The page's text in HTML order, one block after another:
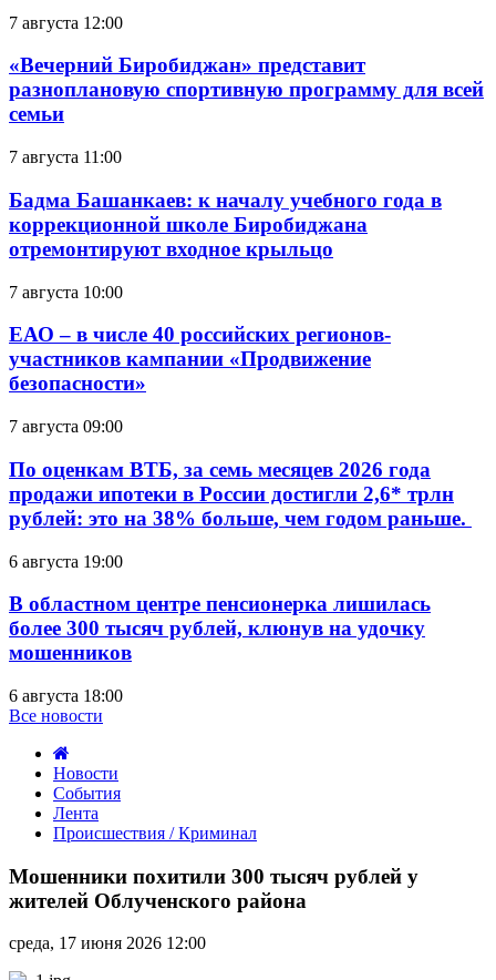
7 августа 12:00
«Вечерний Биробиджан» представит
разноплановую спортивную программу для всей
семьи
7 августа 11:00
Бадма Башанкаев: к началу учебного года в
коррекционной школе Биробиджана
отремонтируют входное крыльцо
7 августа 10:00
ЕАО – в числе 40 российских регионов-
участников кампании «Продвижение
безопасности»
7 августа 09:00
По оценкам ВТБ, за семь месяцев 2026 года
продажи ипотеки в России достигли 2,6* трлн
рублей: это на 38% больше, чем годом раньше.
6 августа 19:00
В областном центре пенсионерка лишилась
более 300 тысяч рублей, клюнув на удочку
мошенников
6 августа 18:00
Все новости
Новости
События
Лента
Происшествия / Криминал
похитили
тысяч
у
Мошенники похитили 300 тысяч рублей у
жителей Облученского района
среда, 17 июня 2026 12:00